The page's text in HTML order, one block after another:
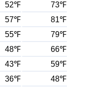
52℉
73℉
57℉
81℉
55℉
79℉
48℉
66℉
43℉
59℉
36℉
48℉